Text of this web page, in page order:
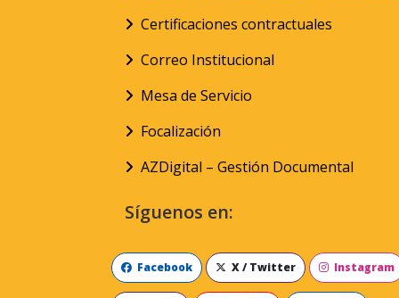
Certificaciones contractuales
Correo Institucional
Mesa de Servicio
Focalización
AZDigital – Gestión Documental
Síguenos en:
Facebook X / Twitter Instagram